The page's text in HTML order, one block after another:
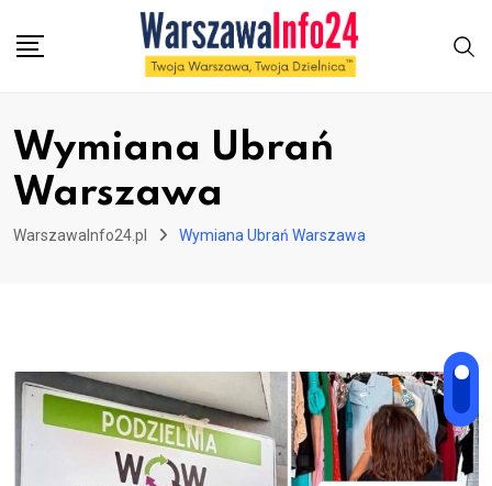
Wymiana Ubrań
Warszawa
WarszawaInfo24.pl Wymiana Ubrań Warszawa